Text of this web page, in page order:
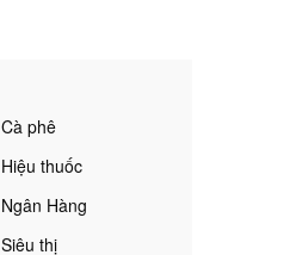
Cà phê
Hiệu thuốc
Ngân Hàng
Siêu thị